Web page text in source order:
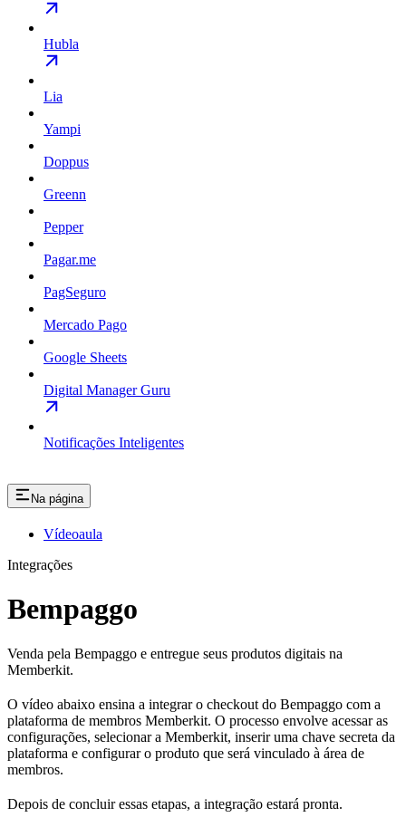
Hubla
Lia
Yampi
Doppus
Greenn
Pepper
Pagar.me
PagSeguro
Mercado Pago
Google Sheets
Digital Manager Guru
Notificações Inteligentes
Na página
Vídeoaula
Integrações
Bempaggo
Venda pela Bempaggo e entregue seus produtos digitais na
Memberkit.
O vídeo abaixo ensina a integrar o checkout do Bempaggo com a
plataforma de membros Memberkit. O processo envolve acessar as
configurações, selecionar a Memberkit, inserir uma chave secreta da
plataforma e configurar o produto que será vinculado à área de
membros.
Depois de concluir essas etapas, a integração estará pronta.